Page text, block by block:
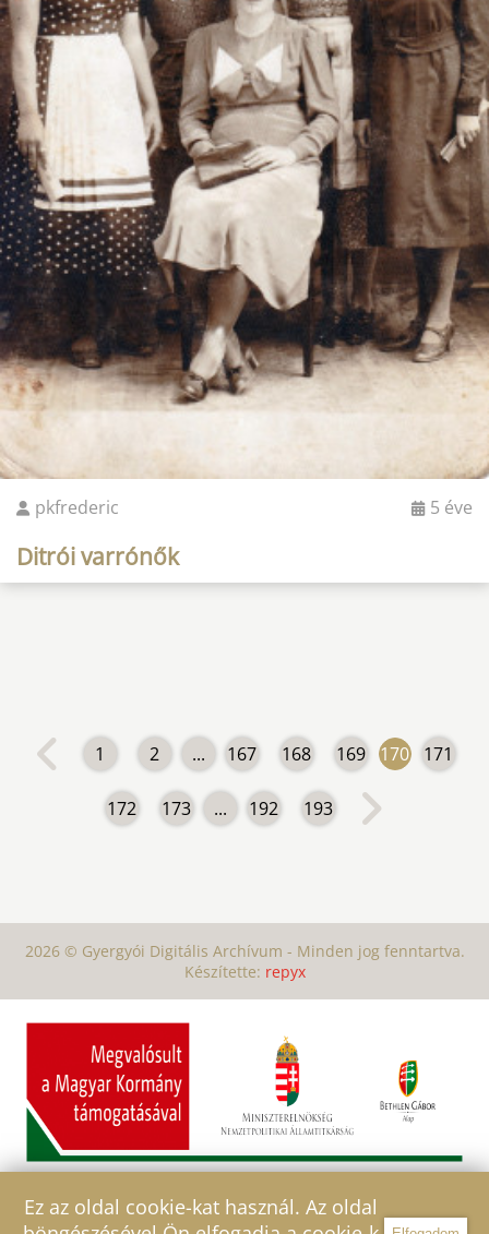
pkfrederic 5 éve
Ditrói varrónők
1 2 ... 167 168 169 170 171
172 173 ... 192 193
2026 © Gyergyói Digitális Archívum - Minden jog fenntartva.
Készítette: repyx
Ez az oldal cookie-kat használ. Az oldal